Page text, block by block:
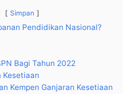
Simpan
Pendidikan Nasional?
Bagi Tahun 2022
Kesetiaan
Kempen Ganjaran Kesetiaan